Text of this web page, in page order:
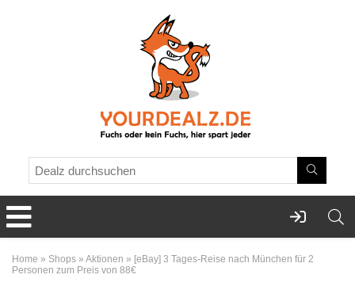
Home » Shops » Aktionen » [eBay] 3 Tages-Reise nach München für 2
Personen zum Preis von 88€